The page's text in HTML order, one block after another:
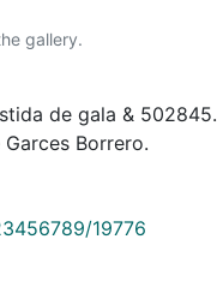
gallery.
de gala & 502845.
Borrero.
19776